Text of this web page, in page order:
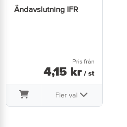
Ändavslutning IFR
Pris från
4,15 kr / st
Fler val